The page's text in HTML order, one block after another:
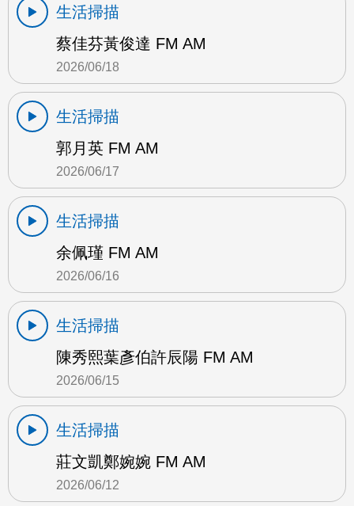
生活掃描
蔡佳芬黃俊達 FM AM
2026/06/18
生活掃描
郭月英 FM AM
2026/06/17
生活掃描
余佩瑾 FM AM
2026/06/16
生活掃描
陳秀熙葉彥伯許辰陽 FM AM
2026/06/15
生活掃描
莊文凱鄭婉婉 FM AM
2026/06/12